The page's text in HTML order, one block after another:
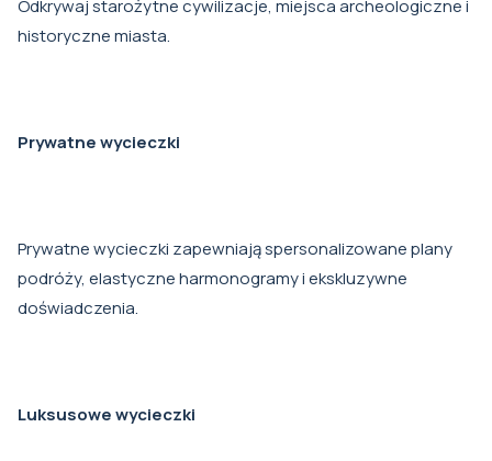
Odkrywaj starożytne cywilizacje, miejsca archeologiczne i
historyczne miasta.
Prywatne wycieczki
Prywatne wycieczki zapewniają spersonalizowane plany
podróży, elastyczne harmonogramy i ekskluzywne
doświadczenia.
Luksusowe wycieczki